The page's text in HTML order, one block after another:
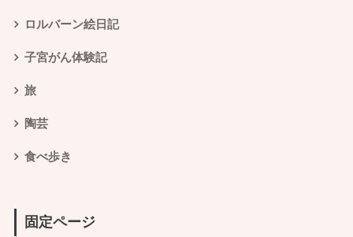
ロルバーン絵日記
子宮がん体験記
旅
陶芸
食べ歩き
固定ページ